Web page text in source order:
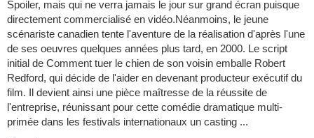
Spoiler, mais qui ne verra jamais le jour sur grand écran puisque
directement commercialisé en vidéo.Néanmoins, le jeune
scénariste canadien tente l'aventure de la réalisation d'après l'une
de ses oeuvres quelques années plus tard, en 2000. Le script
initial de Comment tuer le chien de son voisin emballe Robert
Redford, qui décide de l'aider en devenant producteur exécutif du
film. Il devient ainsi une pièce maîtresse de la réussite de
l'entreprise, réunissant pour cette comédie dramatique multi-
primée dans les festivals internationaux un casting ...